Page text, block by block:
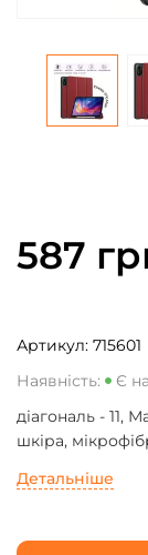
587
Артикул: 715601
Наявність:
Є
діагональ - 11,
шкіра,
Детальніше